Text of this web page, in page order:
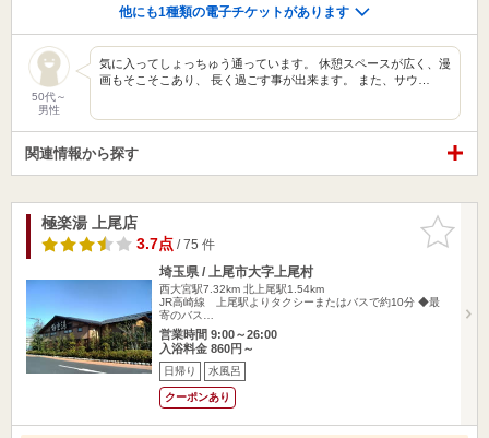
他にも1種類の電子チケットがあります
50代～
男性
気に入ってしょっちゅう通っています。 休憩スペースが広く、漫
画もそこそこあり、 長く過ごす事が出来ます。 また、サウ…
関連情報から探す
お気に入
りに追加
極楽湯 上尾店
3.7点/ 75 件
埼玉県 / 上尾市大字上尾村
西大宮駅7.32km 北上尾駅1.54km
JR高崎線 上尾駅よりタクシーまたはバスで約10分 ◆最
寄のバス…
営業時間 9:00～26:00
入浴料金 860円～
日帰り 水風呂
クーポンあり